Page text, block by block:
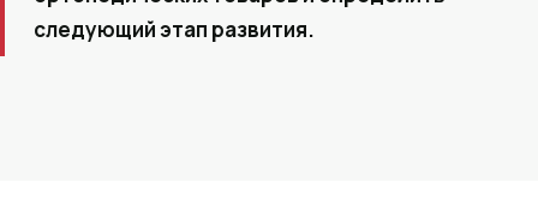
следующий этап развития.